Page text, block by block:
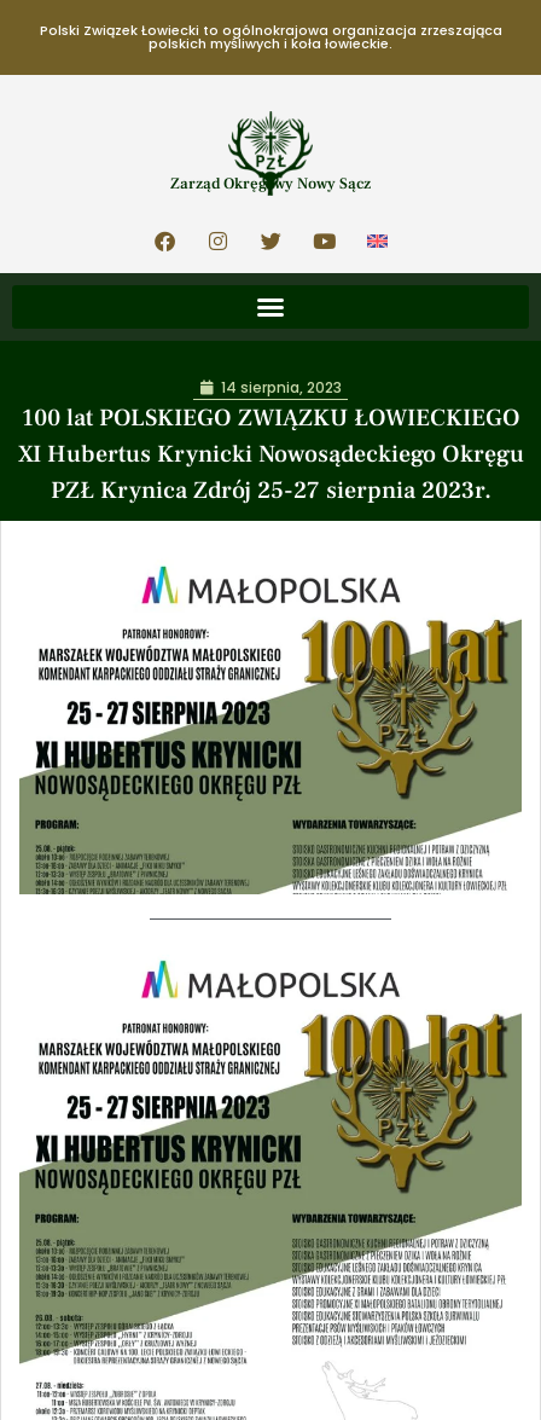
Polski Związek Łowiecki to ogólnokrajowa organizacja zrzeszająca
polskich myśliwych i koła łowieckie.
Zarząd Okręgowy Nowy Sącz
100 lat POLSKIEGO ZWIĄZKU ŁOWIECKIEGO
XI Hubertus Krynicki Nowosądeckiego Okręgu
PZŁ Krynica Zdrój 25-27 sierpnia 2023r.
14 sierpnia, 2023